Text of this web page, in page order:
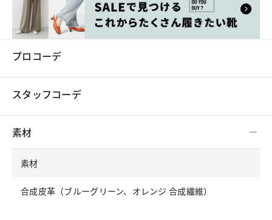
プロコーデ
スタッフコーデ
素材
素材
合成皮革（ブルーグリーン、オレンジ 合成繊維）